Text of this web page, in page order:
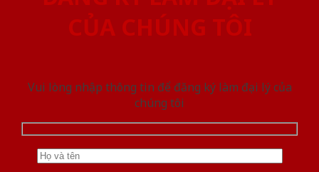
CỦA CHÚNG TÔI
Vui lòng nhập thông tin để đăng ký làm đại lý của
chúng tôi